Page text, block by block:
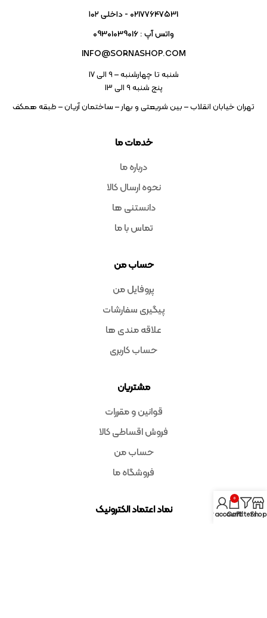
خدمات ما
درباره ما
نحوه ارسال کالا
دانستنی ها
تماس با ما
حساب من
پروفایل من
پیگیری سفارشات
علاقه مندی ها
حساب کاربری
مشتریان
قوانین و مقررات
فروش اقساطی کالا
حساب من
فروشگاه ما
نماد اعتماد الکترونیک
02177647531 - داخلی ۱۰۲
واتس آپ : 09301039016
INFO@SORNASHOP.COM
شنبه تا چهارشنبه – ۹ الی 17
پنج شنبه ۹ الی 13
تهران خیابان انقلاب – بین شریعتی و بهار – ساختمان آریان – طبقه همکف
Shop
Filters
0
Cart
My account